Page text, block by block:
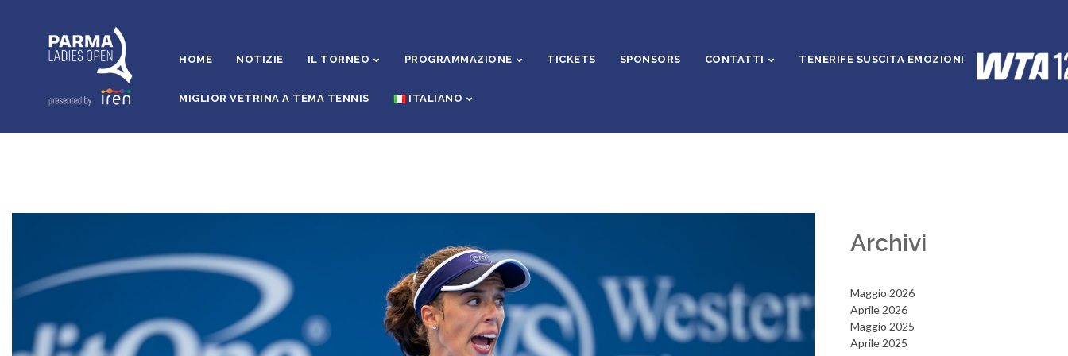
HOME NOTIZIE IL TORNEO PROGRAMMAZIONE TICKETS SPONSORS CONTATTI TENERIFE SUSCITA EMOZIONI
MIGLIOR VETRINA A TEMA TENNIS ITALIANO
Archivi
Maggio 2026
Aprile 2026
Maggio 2025
Aprile 2025